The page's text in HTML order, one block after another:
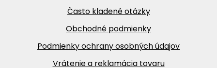
Často kladené otázky
Obchodné podmienky
Podmienky ochrany osobných údajov
Vrátenie a reklamácia tovaru